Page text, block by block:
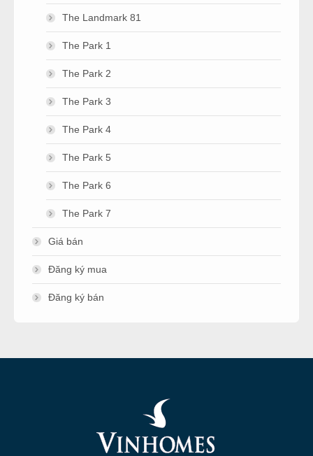
The Landmark 81
The Park 1
The Park 2
The Park 3
The Park 4
The Park 5
The Park 6
The Park 7
Giá bán
Đăng ký mua
Đăng ký bán